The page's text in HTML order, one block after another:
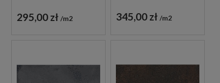
295,00 zł m2 345,00 zł m2